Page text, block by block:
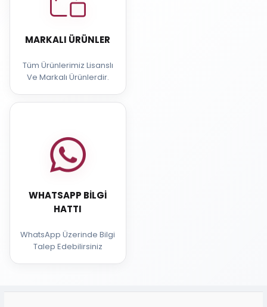
MARKALI ÜRÜNLER
Tüm Ürünlerimiz Lisanslı
Ve Markalı Ürünlerdir.
WHATSAPP BILGI
HATTI
WhatsApp Üzerinde Bilgi
Talep Edebilirsiniz